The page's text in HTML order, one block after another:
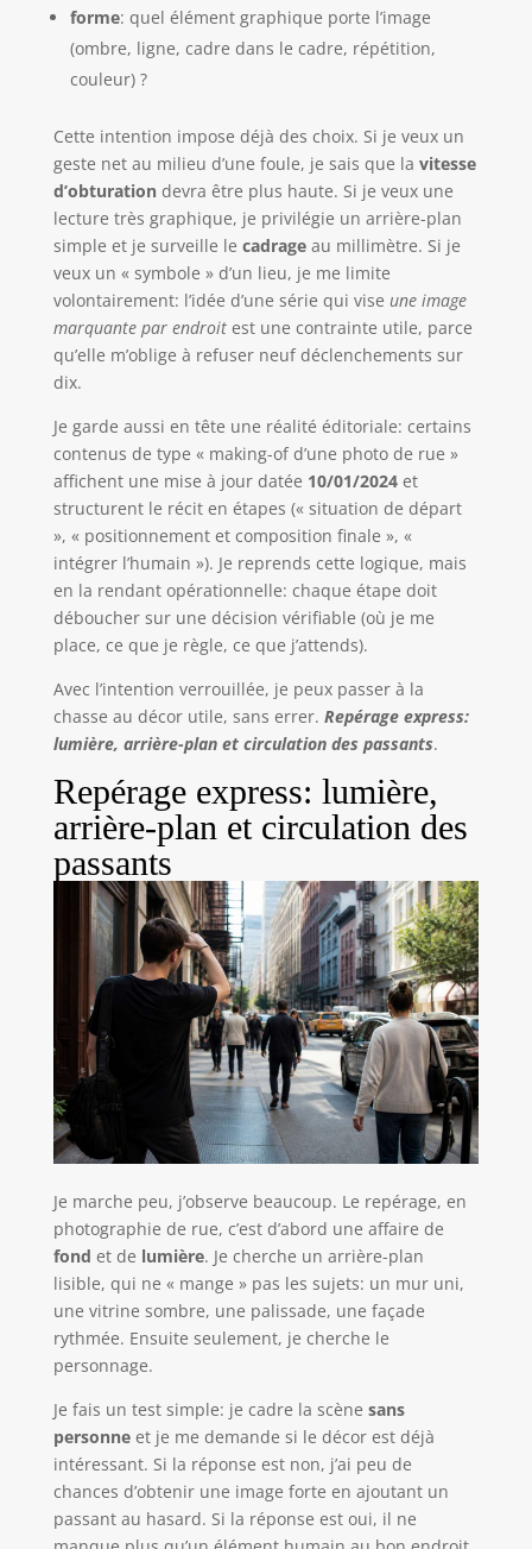
forme: quel élément graphique porte l’image
(ombre, ligne, cadre dans le cadre, répétition,
couleur) ?
Cette intention impose déjà des choix. Si je veux un
geste net au milieu d’une foule, je sais que la vitesse
d’obturation devra être plus haute. Si je veux une
lecture très graphique, je privilégie un arrière-plan
simple et je surveille le cadrageau millimètre. Si je
veux un « symbole » d’un lieu, je me limite
volontairement: l’idée d’une série qui vise une image
marquante par endroitest une contrainte utile, parce
qu’elle m’oblige à refuser neuf déclenchements sur
dix.
Je garde aussi en tête une réalité éditoriale: certains
contenus de type « making-of d’une photo de rue »
affichent une mise à jour datée 10/01/2024et
structurent le récit en étapes (« situation de départ
», « positionnement et composition finale », «
intégrer l’humain »). Je reprends cette logique, mais
en la rendant opérationnelle: chaque étape doit
déboucher sur une décision vérifiable (où je me
place, ce que je règle, ce que j’attends).
Avec l’intention verrouillée, je peux passer à la
chasse au décor utile, sans errer. Repérage express:
lumière, arrière-plan et circulation des passants.
Repérage express: lumière,
arrière-plan et circulation des
passants
Je marche peu, j’observe beaucoup. Le repérage, en
photographie de rue, c’est d’abord une affaire de
fond et de lumière. Je cherche un arrière-plan
lisible, qui ne « mange » pas les sujets: un mur uni,
une vitrine sombre, une palissade, une façade
rythmée. Ensuite seulement, je cherche le
personnage.
Je fais un test simple: je cadre la scène sans
personneet je me demande si le décor est déjà
intéressant. Si la réponse est non, j’ai peu de
chances d’obtenir une image forte en ajoutant un
passant au hasard. Si la réponse est oui, il ne